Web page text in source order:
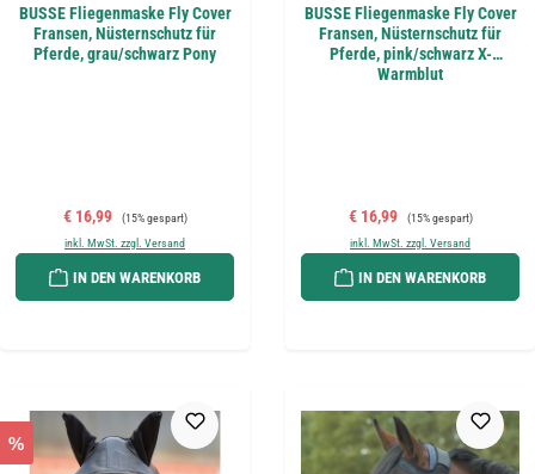
BUSSE Fliegenmaske Fly Cover
Fransen, Nüsternschutz für
Pferde, grau/schwarz Pony
Verkaufspreis:
€ 16,99 Regulärer Preis:
(15% gespart)
inkl. MwSt. zzgl. Versand
IN DEN WARENKORB
BUSSE Fliegenmaske Fly Cover
Fransen, Nüsternschutz für
Pferde, pink/schwarz X-
Warmblut
Verkaufspreis:
€ 16,99 Regulärer Preis:
(15% gespart)
inkl. MwSt. zzgl. Versand
IN DEN WARENKORB
%